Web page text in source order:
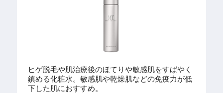
ヒゲ脱毛や肌治療後のほてりや敏感肌をすばやく
鎮める化粧水。敏感肌や乾燥肌などの免疫力が低
下した肌におすすめ。